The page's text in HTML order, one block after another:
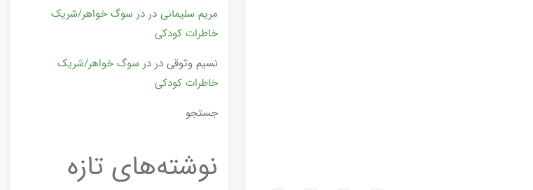
مریم سلیمانی دردر سوگ خواهر/شریک
خاطرات کودکی
نسیم وثوقی دردر سوگ خواهر/شریک
خاطرات کودکی
جستجو
نوشته‌های تازه